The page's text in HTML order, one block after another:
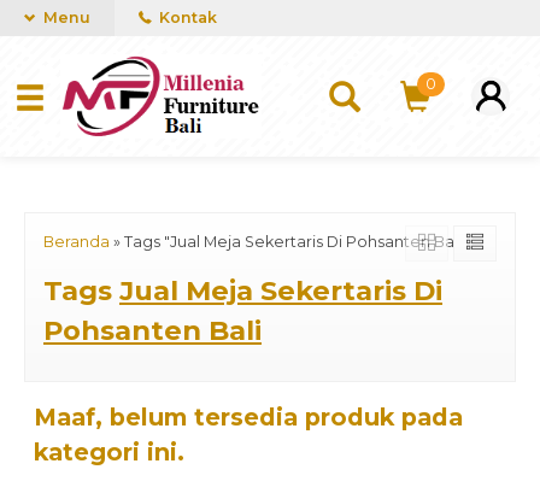
mUCn7CwGawCVTvwq7a99f4AgACOVgZvYEW65FFSDBf0
Menu Kontak
0
Beranda » Tags "Jual Meja Sekertaris Di Pohsanten Bali"
Tags Jual Meja Sekertaris Di
Pohsanten Bali
Maaf, belum tersedia produk pada
kategori ini.